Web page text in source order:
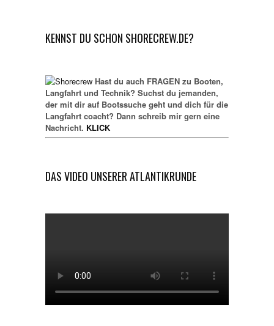
KENNST DU SCHON SHORECREW.DE?
Hast du auch FRAGEN zu Booten,
Langfahrt und Technik? Suchst du jemanden,
der mit dir auf Bootssuche geht und dich für die
Langfahrt coacht? Dann schreib mir gern eine
Nachricht. KLICK
DAS VIDEO UNSERER ATLANTIKRUNDE